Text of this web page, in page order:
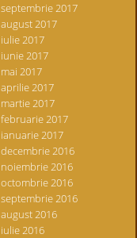
septembrie 2017
august 2017
iulie 2017
iunie 2017
mai 2017
aprilie 2017
martie 2017
februarie 2017
ianuarie 2017
decembrie 2016
noiembrie 2016
octombrie 2016
septembrie 2016
august 2016
iulie 2016